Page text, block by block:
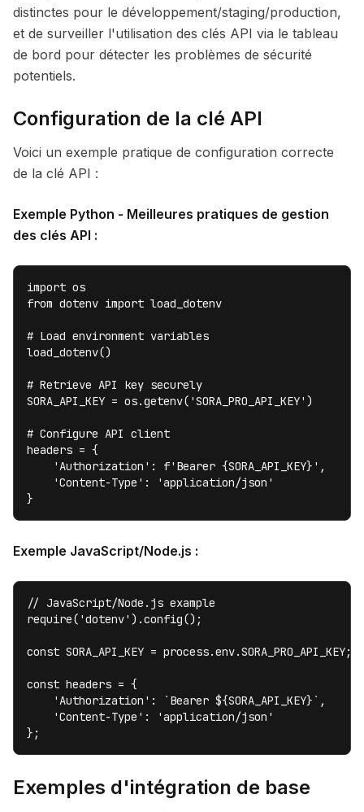
distinctes pour le développement/staging/production,
et de surveiller l'utilisation des clés API via le tableau
de bord pour détecter les problèmes de sécurité
potentiels.
Configuration de la clé API
Voici un exemple pratique de configuration correcte
de la clé API :
Exemple Python - Meilleures pratiques de gestion
des clés API :
import os
from dotenv import load_dotenv
# Load environment variables
load_dotenv()
# Retrieve API key securely
SORA_API_KEY = os.getenv('SORA_PRO_API_KEY')
# Configure API client
headers = {
    'Authorization': f'Bearer {SORA_API_KEY}',
    'Content-Type': 'application/json'
}
Exemple JavaScript/Node.js :
// JavaScript/Node.js example
require('dotenv').config();
const SORA_API_KEY = process.env.SORA_PRO_API_KEY;
const headers = {
    'Authorization': `Bearer ${SORA_API_KEY}`,
    'Content-Type': 'application/json'
};
Exemples d'intégration de base